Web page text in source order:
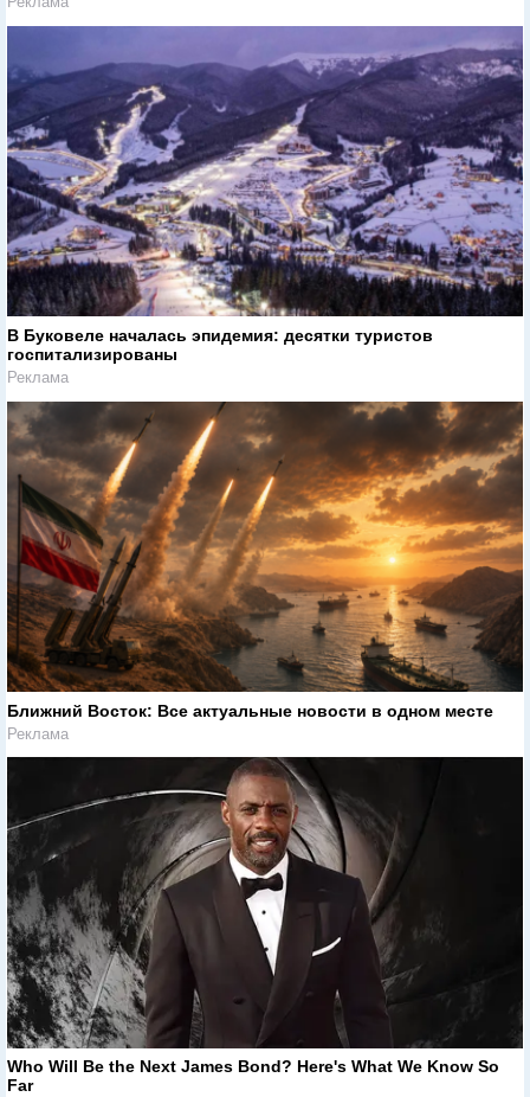
В Буковеле началась эпидемия: десятки туристов
госпитализированы
Реклама
Ближний Восток: Все актуальные новости в одном месте
Реклама
Who Will Be the Next James Bond? Here's What We Know So
Far